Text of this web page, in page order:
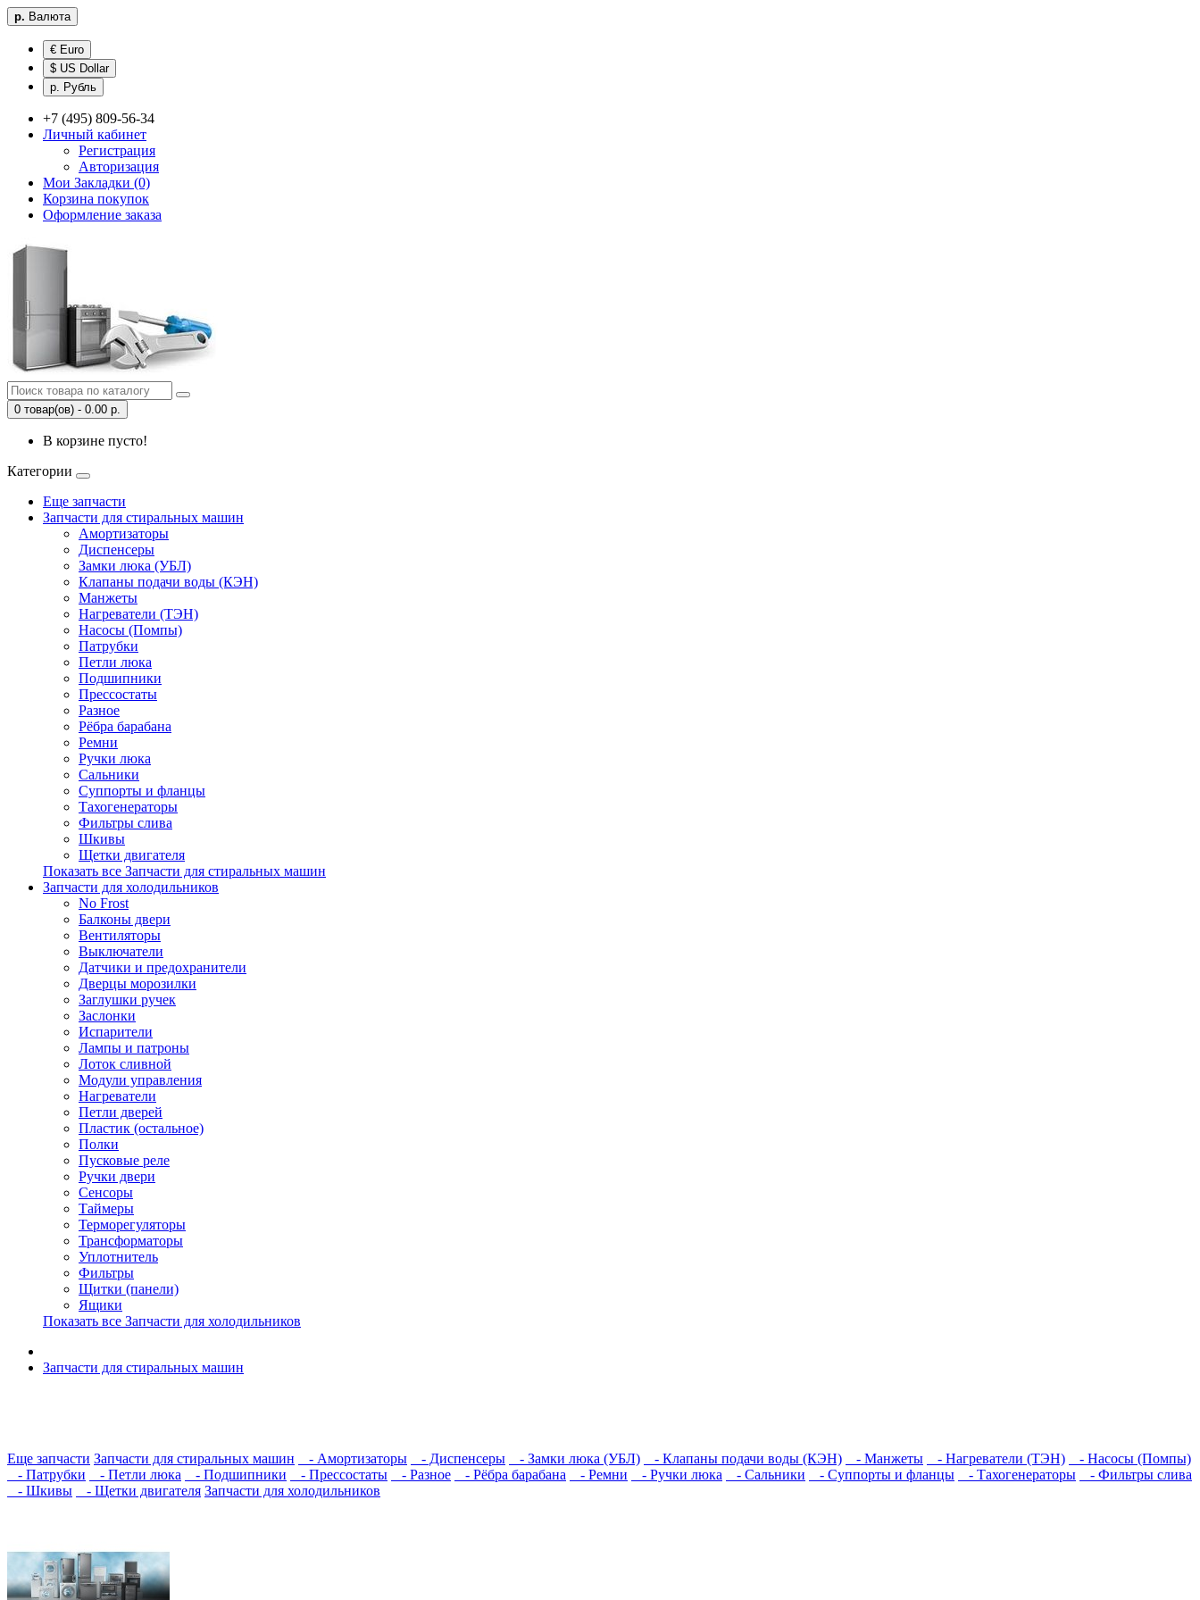
р. Валюта
€ Euro
$ US Dollar
р. Рубль
+7 (495) 809-56-34
Личный кабинет
Регистрация
Авторизация
Мои Закладки (0)
Корзина покупок
Оформление заказа
0 товар(ов) - 0.00 р.
В корзине пусто!
Категории
Еще запчасти
Запчасти для стиральных машин
Амортизаторы
Диспенсеры
Замки люка (УБЛ)
Клапаны подачи воды (КЭН)
Манжеты
Нагреватели (ТЭН)
Насосы (Помпы)
Патрубки
Петли люка
Подшипники
Прессостаты
Разное
Рёбра барабана
Ремни
Ручки люка
Сальники
Суппорты и фланцы
Тахогенераторы
Фильтры слива
Шкивы
Щетки двигателя
Показать все Запчасти для стиральных машин
Запчасти для холодильников
No Frost
Балконы двери
Вентиляторы
Выключатели
Датчики и предохранители
Дверцы морозилки
Заглушки ручек
Заслонки
Испарители
Лампы и патроны
Лоток сливной
Модули управления
Нагреватели
Петли дверей
Пластик (остальное)
Полки
Пусковые реле
Ручки двери
Сенсоры
Таймеры
Терморегуляторы
Трансформаторы
Уплотнитель
Фильтры
Щитки (панели)
Ящики
Показать все Запчасти для холодильников
Запчасти для стиральных машин
Еще запчасти Запчасти для стиральных машин - Амортизаторы - Диспенсеры - Замки люка (УБЛ) - Клапаны подачи воды (КЭН) - Манжеты - Нагреватели (ТЭН)
- Насосы (Помпы)
- Патрубки
- Петли люка - Подшипники - Прессостаты - Разное - Рёбра барабана - Ремни - Ручки люка - Сальники - Суппорты и фланцы - Тахогенераторы
- Фильтры слива
- Шкивы
- Щетки двигателя Запчасти для холодильников